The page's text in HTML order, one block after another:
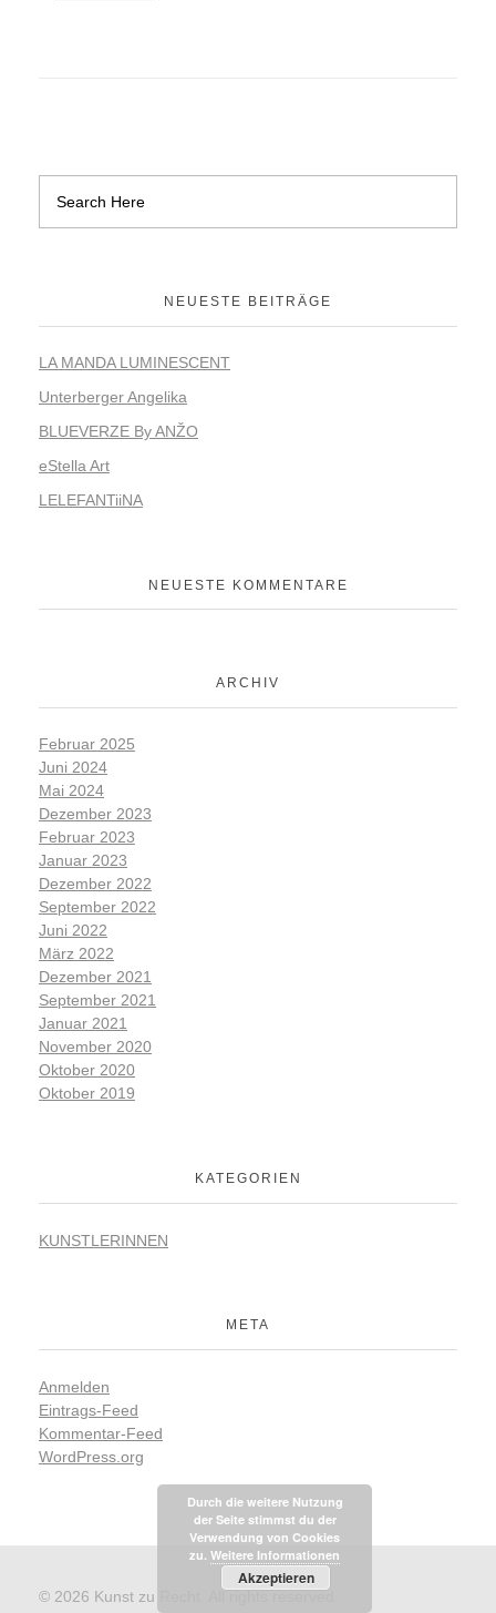
NEUESTE BEITRÄGE
LA MANDA LUMINESCENT
Unterberger Angelika
BLUEVERZE By ANŽO
eStella Art
LELEFANTiiNA
NEUESTE KOMMENTARE
ARCHIV
Februar 2025
Juni 2024
Mai 2024
Dezember 2023
Februar 2023
Januar 2023
Dezember 2022
September 2022
Juni 2022
März 2022
Dezember 2021
September 2021
Januar 2021
November 2020
Oktober 2020
Oktober 2019
KATEGORIEN
KUNSTLERINNEN
META
Anmelden
Eintrags-Feed
Kommentar-Feed
WordPress.org
© 2026 Kunst zu Recht. All rights reserved.
Durch die weitere Nutzung
der Seite stimmst du der
Verwendung von Cookies
zu. Weitere Informationen
Akzeptieren